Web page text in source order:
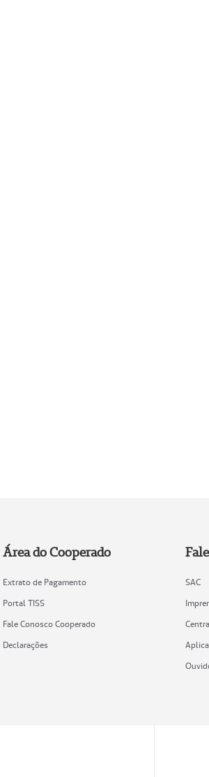
Área do Cooperado
Extrato de Pagamento
Portal TISS
Fale Conosco Cooperado
Declarações
SAC